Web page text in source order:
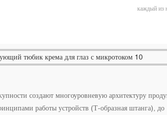
каждый из
создают многоуровневую архитектуру
работы устройств (Т-образная штанга), до